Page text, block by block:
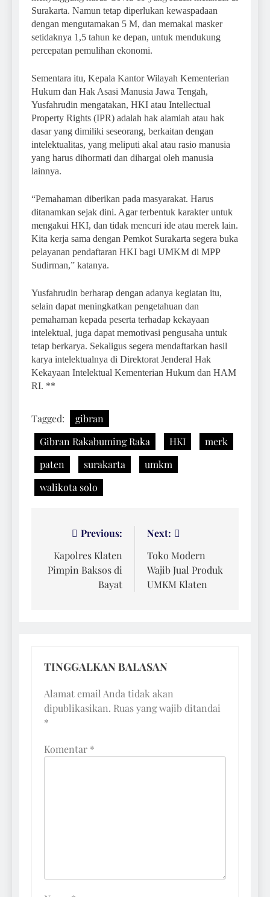
Surakarta. Namun tetap diperlukan kewaspadaan
dengan mengutamakan 5 M, dan memakai masker
setidaknya 1,5 tahun ke depan, untuk mendukung
percepatan pemulihan ekonomi.
Sementara itu, Kepala Kantor Wilayah Kementerian
Hukum dan Hak Asasi Manusia Jawa Tengah,
Yusfahrudin mengatakan, HKI atau Intellectual
Property Rights (IPR) adalah hak alamiah atau hak
dasar yang dimiliki seseorang, berkaitan dengan
intelektualitas, yang meliputi akal atau rasio manusia
yang harus dihormati dan dihargai oleh manusia
lainnya.
“Pemahaman diberikan pada masyarakat. Harus
ditanamkan sejak dini. Agar terbentuk karakter untuk
mengakui HKI, dan tidak mencuri ide atau merek lain.
Kita kerja sama dengan Pemkot Surakarta segera buka
pelayanan pendaftaran HKI bagi UMKM di MPP
Sudirman,” katanya.
Yusfahrudin berharap dengan adanya kegiatan itu,
selain dapat meningkatkan pengetahuan dan
pemahaman kepada peserta terhadap kekayaan
intelektual, juga dapat memotivasi pengusaha untuk
tetap berkarya. Sekaligus segera mendaftarkan hasil
karya intelektualnya di Direktorat Jenderal Hak
Kekayaan Intelektual Kementerian Hukum dan HAM
RI. **
Tagged:
gibran
Gibran Rakabuming Raka
HKI
merk
paten
surakarta
umkm
walikota solo
Navigasi
pos
Previous:
Kapolres Klaten
Pimpin Baksos di
Bayat
Next:
Toko Modern
Wajib Jual Produk
UMKM Klaten
TINGGALKAN BALASAN
Alamat email Anda tidak akan
dipublikasikan. Ruas yang wajib ditandai
*
Komentar *